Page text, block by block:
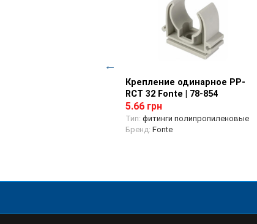
Просмотр товара
Крепление одинарное PP-
RCT 32 Fonte | 78-854
5.66 грн
Тип: фитинги полипропиленовые
Бренд: Fonte